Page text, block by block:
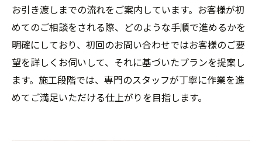
お引き渡しまでの流れをご案内しています。お客様が初
めてのご相談をされる際、どのような手順で進めるかを
明確にしており、初回のお問い合わせではお客様のご要
望を詳しくお伺いして、それに基づいたプランを提案し
ます。施工段階では、専門のスタッフが丁寧に作業を進
めてご満足いただける仕上がりを目指します。